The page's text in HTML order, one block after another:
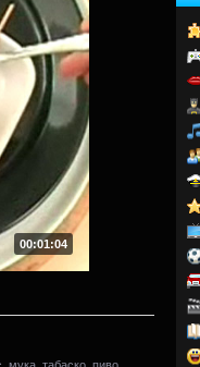
00:01:04
табаско, пиво,